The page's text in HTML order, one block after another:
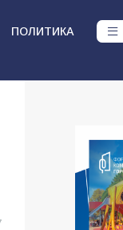
ПОЛИТИКА